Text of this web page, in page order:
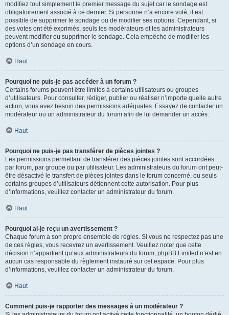
modifiez tout simplement le premier message du sujet car le sondage est
obligatoirement associé à ce dernier. Si personne n’a encore voté, il est
possible de supprimer le sondage ou de modifier ses options. Cependant, si
des votes ont été exprimés, seuls les modérateurs et les administrateurs
peuvent modifier ou supprimer le sondage. Cela empêche de modifier les
options d’un sondage en cours.
Haut
Pourquoi ne puis-je pas accéder à un forum ?
Certains forums peuvent être limités à certains utilisateurs ou groupes
d’utilisateurs. Pour consulter, rédiger, publier ou réaliser n’importe quelle autre
action, vous avez besoin des permissions adéquates. Essayez de contacter un
modérateur ou un administrateur du forum afin de lui demander un accès.
Haut
Pourquoi ne puis-je pas transférer de pièces jointes ?
Les permissions permettant de transférer des pièces jointes sont accordées
par forum, par groupe ou par utilisateur. Les administrateurs du forum ont peut-
être désactivé le transfert de pièces jointes dans le forum concerné, ou seuls
certains groupes d’utilisateurs détiennent cette autorisation. Pour plus
d’informations, veuillez contacter un administrateur du forum.
Haut
Pourquoi ai-je reçu un avertissement ?
Chaque forum a son propre ensemble de règles. Si vous ne respectez pas une
de ces règles, vous recevrez un avertissement. Veuillez noter que cette
décision n’appartient qu’aux administrateurs du forum, phpBB Limited n’est en
aucun cas responsable du règlement instauré sur cet espace. Pour plus
d’informations, veuillez contacter un administrateur du forum.
Haut
Comment puis-je rapporter des messages à un modérateur ?